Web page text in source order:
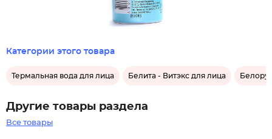
Категории этого товара
Термальная вода для лица Белита - Витэкс для лица
Другие товары раздела
Все товары